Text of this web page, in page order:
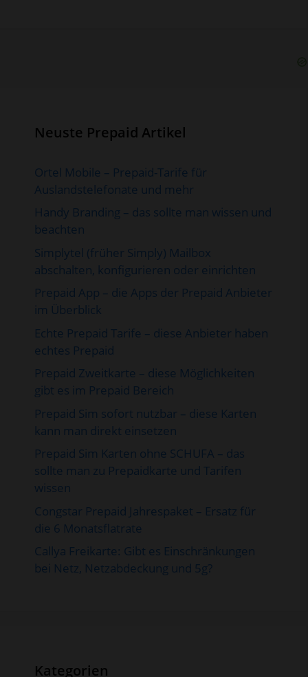
Neuste Prepaid Artikel
Ortel Mobile – Prepaid-Tarife für
Auslandstelefonate und mehr
Handy Branding – das sollte man wissen und
beachten
Simplytel (früher Simply) Mailbox
abschalten, konfigurieren oder einrichten
Prepaid App – die Apps der Prepaid Anbieter
im Überblick
Echte Prepaid Tarife – diese Anbieter haben
echtes Prepaid
Prepaid Zweitkarte – diese Möglichkeiten
gibt es im Prepaid Bereich
Prepaid Sim sofort nutzbar – diese Karten
kann man direkt einsetzen
Prepaid Sim Karten ohne SCHUFA – das
sollte man zu Prepaidkarte und Tarifen
wissen
Congstar Prepaid Jahrespaket – Ersatz für
die 6 Monatsflatrate
Callya Freikarte: Gibt es Einschränkungen
bei Netz, Netzabdeckung und 5g?
Kategorien